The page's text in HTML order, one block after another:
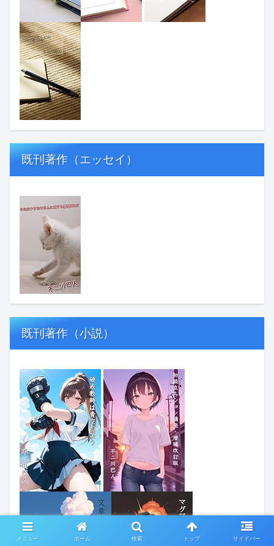
既刊著作（エッセイ）
既刊著作（小説）
メニュー ホーム 検索 トップ サイドバー